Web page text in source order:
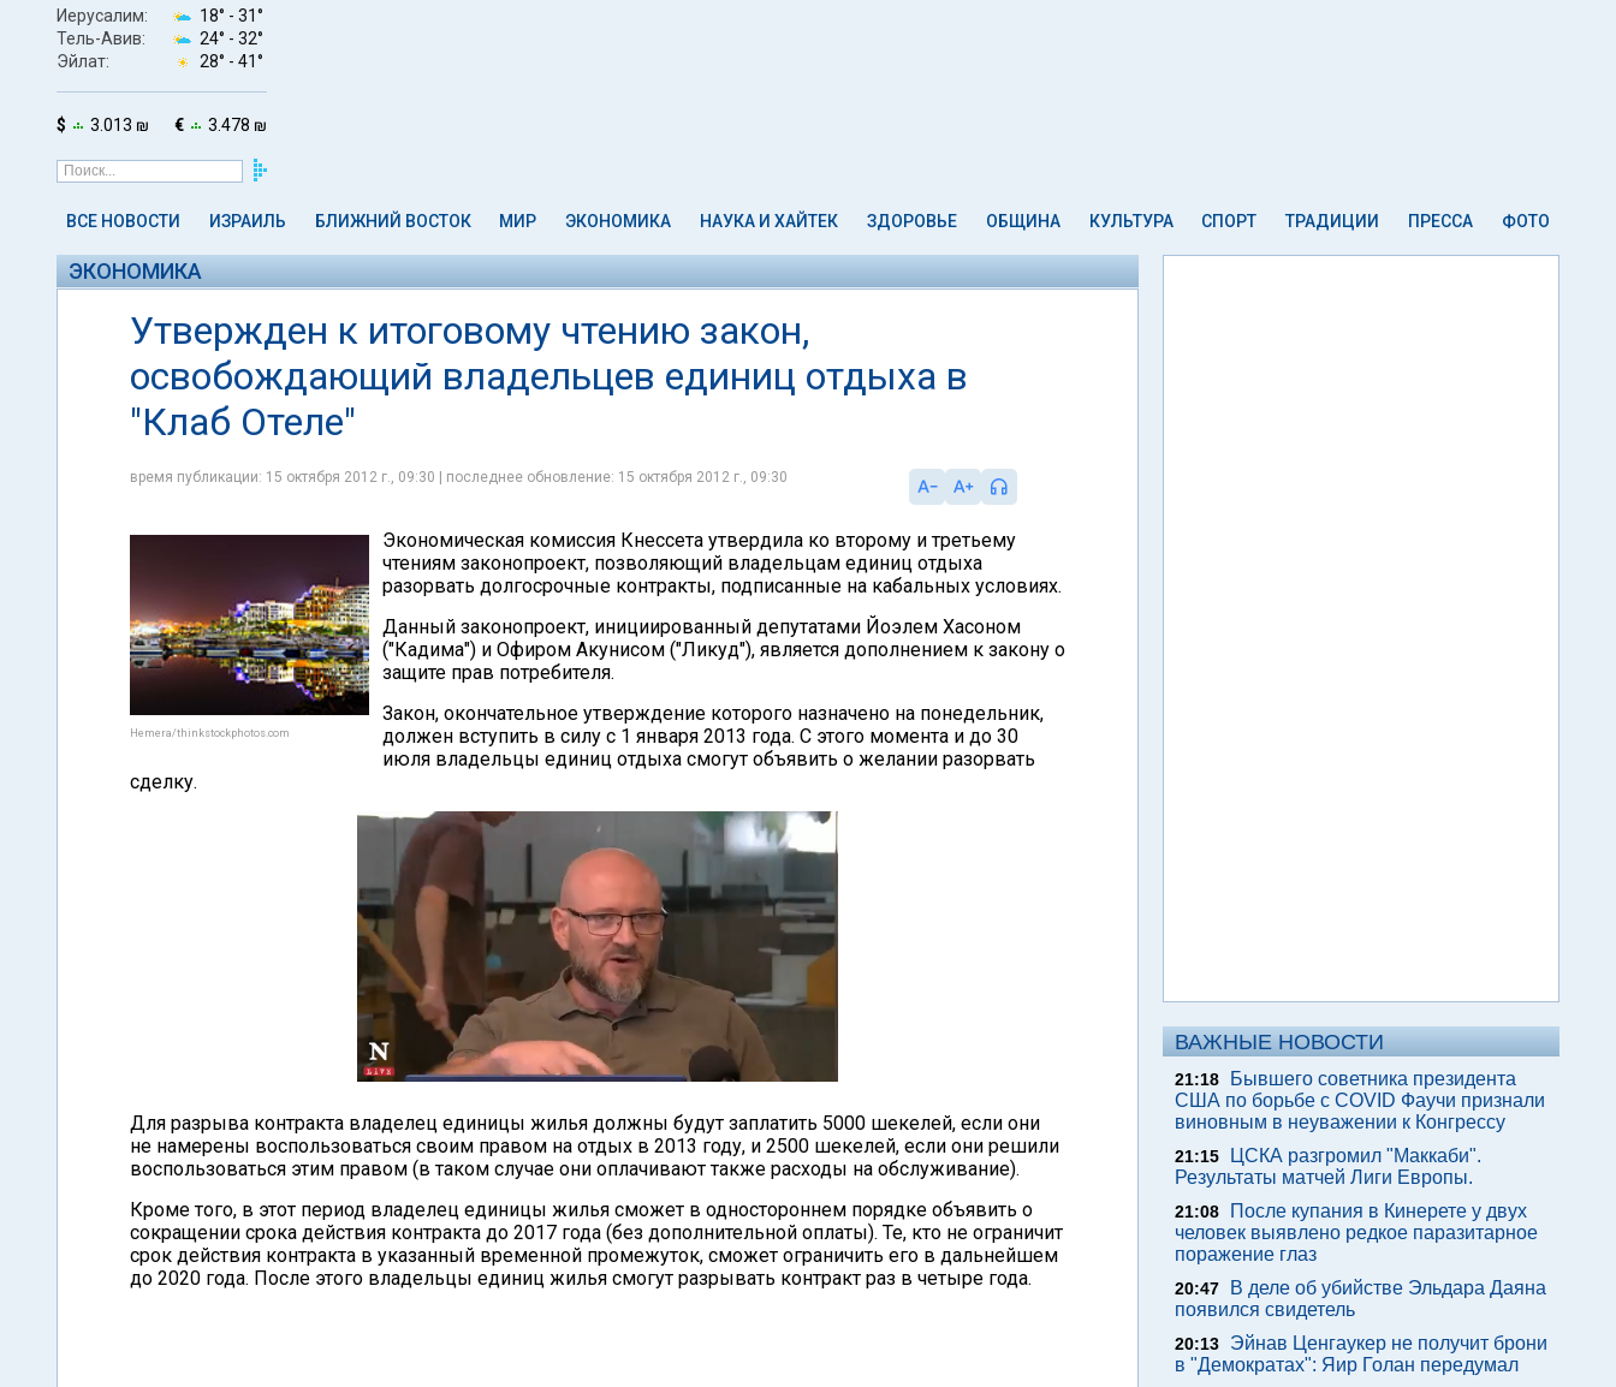
Иерусалим: 18° - 31°
Тель-Авив:
24° - 32°
Эйлат:
28° - 41°
$ 3.013 ₪ € 3.478 ₪
ВСЕ НОВОСТИ ИЗРАИЛЬ БЛИЖНИЙ ВОСТОК МИР ЭКОНОМИКА НАУКА И ХАЙТЕК ЗДОРОВЬЕ ОБЩИНА КУЛЬТУРА СПОРТ ТРАДИЦИИ ПРЕССА ФОТО
ЭКОНОМИКА
Утвержден к итоговому чтению закон,
освобождающий владельцев единиц отдыха в
"Клаб Отеле"
время публикации: 15 октября 2012 г., 09:30 | последнее обновление: 15 октября 2012 г., 09:30
Hemera/thinkstockphotos.com
Экономическая комиссия Кнессета утвердила ко второму и третьему
чтениям законопроект, позволяющий владельцам единиц отдыха
разорвать долгосрочные контракты, подписанные на кабальных условиях.
Данный законопроект, инициированный депутатами Йоэлем Хасоном
("Кадима") и Офиром Акунисом ("Ликуд"), является дополнением к закону о
защите прав потребителя.
Закон, окончательное утверждение которого назначено на понедельник,
должен вступить в силу с 1 января 2013 года. С этого момента и до 30
июля владельцы единиц отдыха смогут объявить о желании разорвать
сделку.
Для разрыва контракта владелец единицы жилья должны будут заплатить 5000 шекелей, если они
не намерены воспользоваться своим правом на отдых в 2013 году, и 2500 шекелей, если они решили
воспользоваться этим правом (в таком случае они оплачивают также расходы на обслуживание).
Кроме того, в этот период владелец единицы жилья сможет в одностороннем порядке объявить о
сокращении срока действия контракта до 2017 года (без дополнительной оплаты). Те, кто не ограничит
срок действия контракта в указанный временной промежуток, сможет ограничить его в дальнейшем
до 2020 года. После этого владельцы единиц жилья смогут разрывать контракт раз в четыре года.
ВАЖНЫЕ НОВОСТИ
21:18
Бывшего советника президента
США по борьбе с COVID Фаучи признали
виновным в неуважении к Конгрессу
21:15
ЦСКА разгромил "Маккаби".
Результаты матчей Лиги Европы.
21:08
После купания в Кинерете у двух
человек выявлено редкое паразитарное
поражение глаз
20:47
В деле об убийстве Эльдара Даяна
появился свидетель
20:13
Эйнав Ценгаукер не получит брони
в "Демократах": Яир Голан передумал